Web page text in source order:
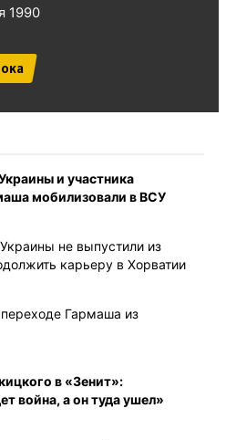
1990
и участника
мобилизовали в ВСУ
не выпустили из
карьеру в Хорватии
Гармаша из
в «Зенит»:
война, а он туда ушел»